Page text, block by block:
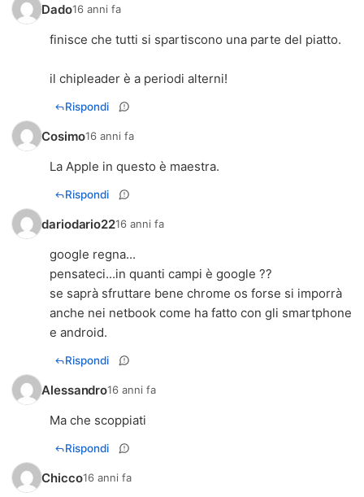
Dado16 anni fa
finisce che tutti si spartiscono una parte del piatto.
il chipleader è a periodi alterni!
Rispondi
Cosimo16 anni fa
La Apple in questo è maestra.
Rispondi
dariodario2216 anni fa
google regna...
pensateci...in quanti campi è google ??
se saprà sfruttare bene chrome os forse si imporrà
anche nei netbook come ha fatto con gli smartphone
e android.
Rispondi
Alessandro16 anni fa
Ma che scoppiati
Rispondi
Chicco16 anni fa